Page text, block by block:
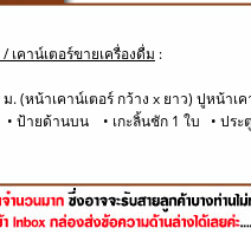
เคาน์เตอร์ขายเครื่องดื่ม :
. (หน้าเคาน์เตอร์ กว้าง x ยาว) ปูหน้าเ
ป้ายด้านบน • เกะลิ้นชัก 1 ใบ • ประ